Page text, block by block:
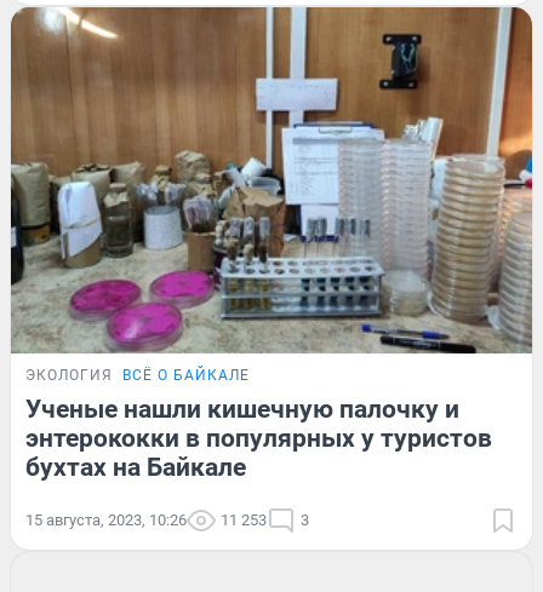
ЭКОЛОГИЯ ВСЁ О БАЙКАЛЕ
Ученые нашли кишечную палочку и
энтерококки в популярных у туристов
бухтах на Байкале
15 августа, 2023, 10:26 11 253 3